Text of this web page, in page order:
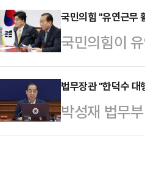
회의론 안줏
그 뒤를 잇는
대선을 돌파
외부인에 의
하는 등 수사
했으며 이미
기됐던 ‘내부
히 밝힌다”고
주시길 정…
국민의힘 "유연근무
국민의힘이
부터 목요일
시간만 근무
감소하지 않
에서 열린 비
법무장관 "한덕수 대
박성재 법무
판관 후보자